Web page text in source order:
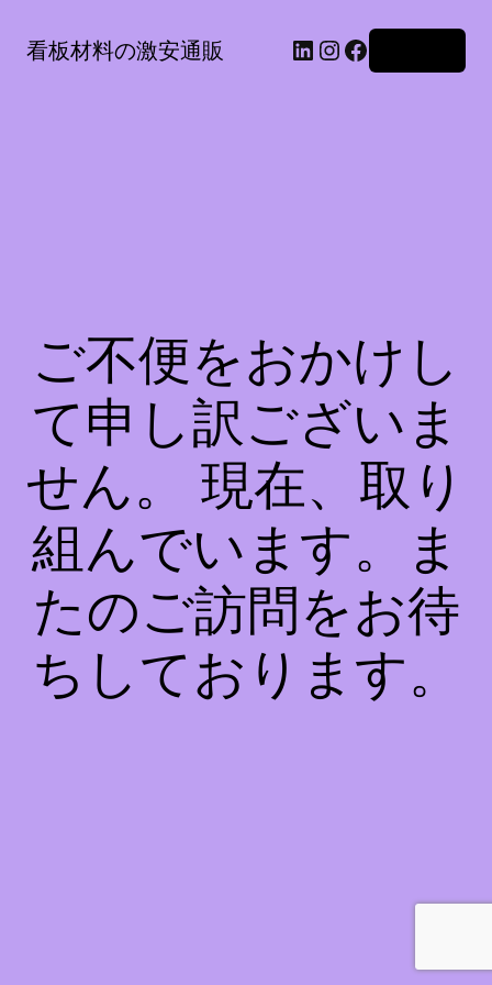
看板材料の激安通販 LinkedIn Instagram Facebook
ご不便をおかけし
て申し訳ございま
せん。 現在、取り
組んでいます。ま
たのご訪問をお待
ちしております。